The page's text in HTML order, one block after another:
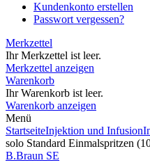
Kundenkonto erstellen
Passwort vergessen?
Merkzettel
Ihr Merkzettel ist leer.
Merkzettel anzeigen
Warenkorb
Ihr Warenkorb ist leer.
Warenkorb anzeigen
Menü
StartseiteInjektion und Infusion
solo Standard Einmalspritzen
B.Braun SE